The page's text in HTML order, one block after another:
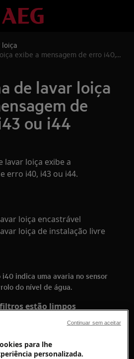
loiça
exibe a mensagem de erro i40,
de lavar loiça
de
ou i44
lavar loiça exibe a
erro i40, i43 ou i44.
loiça encastrável
loiça de instalação livre
indica uma avaria no sensor
do nível de água.
estão limpos
o fluxo de água,
para lhe
personalizada.
Continuar sem aceitar